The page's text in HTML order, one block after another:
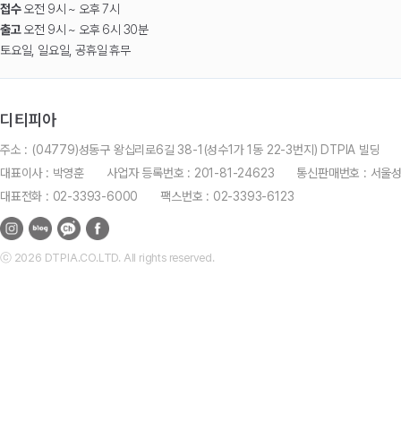
접수오전 9시 ~ 오후 7시
출고오전 9시 ~ 오후 6시 30분
토요일, 일요일, 공휴일 휴무
디티피아
주소 : (04779)성동구 왕십리로6길 38-1(성수1가 1동 22-3번지) DTPIA 빌딩
대표이사 : 박영훈
사업자 등록번호 : 201-81-24623
통신판매번호 : 서
대표전화 : 02-3393-6000
팩스번호 : 02-3393-6123
ⓒ 2026 DTPIA.CO.LTD. All rights reserved.